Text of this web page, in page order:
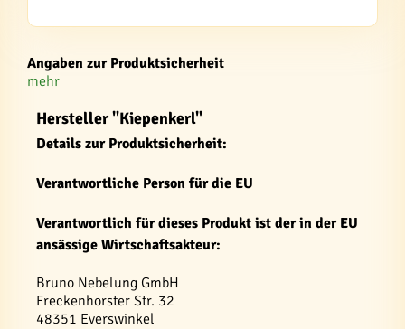
Angaben zur Produktsicherheit
mehr
Hersteller "Kiepenkerl"
Details zur Produktsicherheit:
Verantwortliche Person für die EU
Verantwortlich für dieses Produkt ist der in der EU
ansässige Wirtschaftsakteur:
Bruno Nebelung GmbH
Freckenhorster Str. 32
48351 Everswinkel